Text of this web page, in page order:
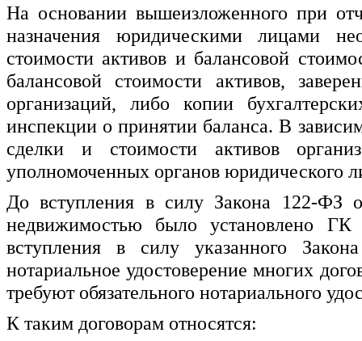
На основании вышеизложенного при
назначения юридическими лицами
стоимости активов и балансовой
балансовой стоимости активов,
организаций, либо копии
инспекции о принятии баланса. В
сделки и стоимости активов
уполномоченных органов юридического
До вступления в силу Закона 122-ФЗ
недвижимостью было установлено
вступления в силу указанного
нотариальное удостоверение многих
требуют обязательного нотариального
К таким договорам относятся: